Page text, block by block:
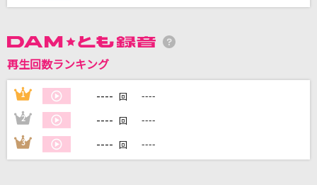
大塚 愛
いーあるふぁんくらぶ
ミキト(みきとP) feat.GUMI・鏡音リン
再生回数ランキング
1 ---- 回 ----
2 ---- 回 ----
3 ---- 回 ----